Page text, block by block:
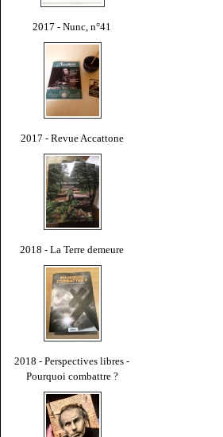
2017 - Nunc, n°41
2017 - Revue Accattone
2018 - La Terre demeure
2018 - Perspectives libres -
Pourquoi combattre ?